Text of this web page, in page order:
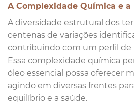
A Complexidade Química e a
A diversidade estrutural dos
centenas de variações
contribuindo com um perfil de
Essa complexidade química
óleo essencial possa oferecer
agindo em diversas frentes
equilíbrio e a saúde.